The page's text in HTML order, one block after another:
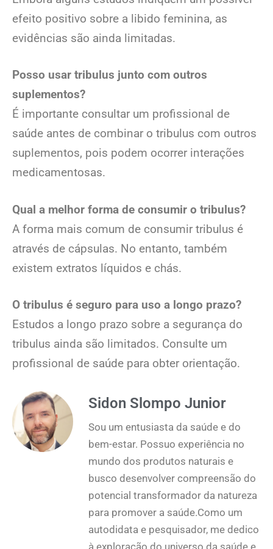
efeito positivo sobre a libido feminina, as
evidências são ainda limitadas.
Posso usar tribulus junto com outros
suplementos?
É importante consultar um profissional de
saúde antes de combinar o tribulus com outros
suplementos, pois podem ocorrer interações
medicamentosas.
Qual a melhor forma de consumir o tribulus?
A forma mais comum de consumir tribulus é
através de cápsulas. No entanto, também
existem extratos líquidos e chás.
O tribulus é seguro para uso a longo prazo?
Estudos a longo prazo sobre a segurança do
tribulus ainda são limitados. Consulte um
profissional de saúde para obter orientação.
Sidon Slompo Junior
Sou um entusiasta da saúde e do
bem-estar. Possuo experiência no
mundo dos produtos naturais e
busco desenvolver compreensão do
potencial transformador da natureza
para promover a saúde.Como um
autodidata e pesquisador, me dedico
à exploração do universo da saúde e